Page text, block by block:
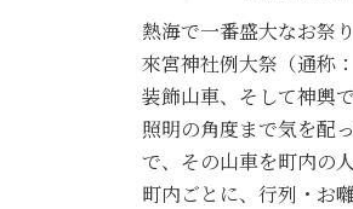
熱海で一番盛大なお祭
來宮神社例大祭（通称
装飾山車、そして神輿で
照明の角度まで気を配
で、その山車を町内の
町内ごとに、行列・お